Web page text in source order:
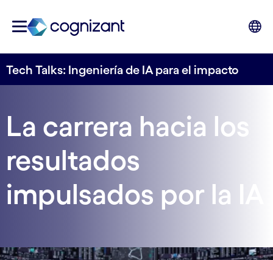
Tech Talks: Ingeniería de IA para el impacto
La carrera hacia los
resultados
impulsados por la IA